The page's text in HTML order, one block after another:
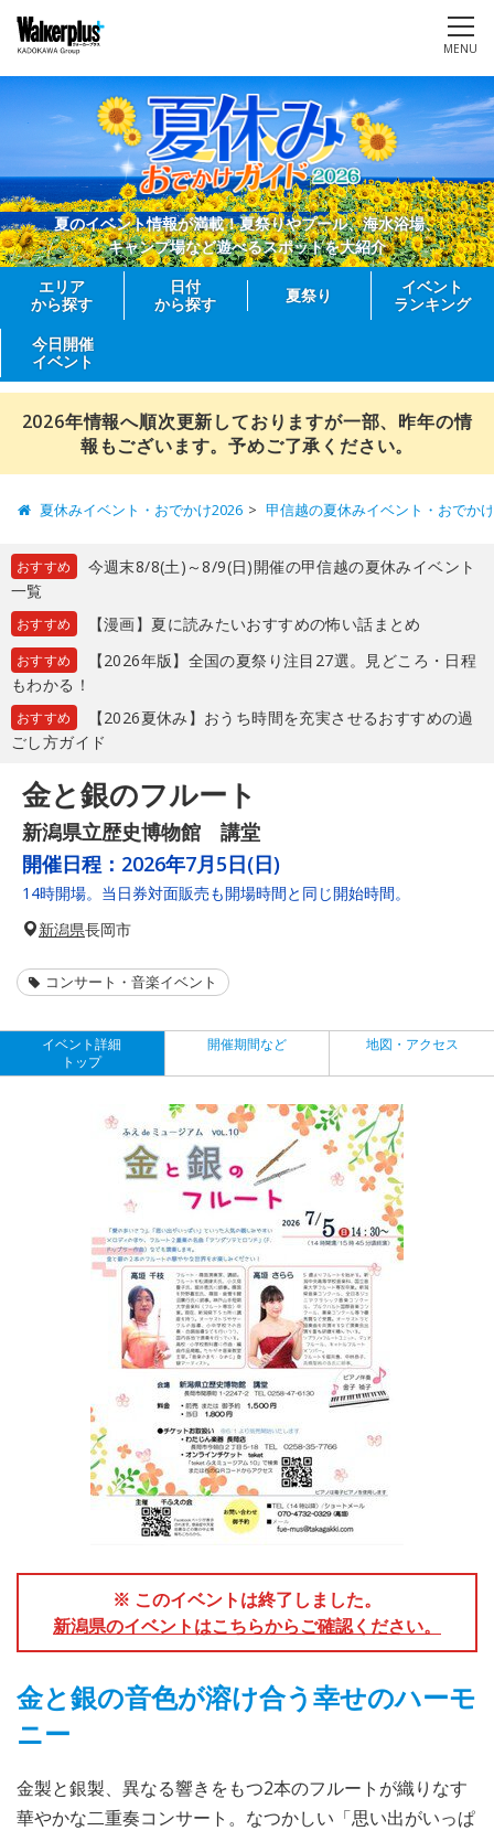
MENU
夏のイベント情報が満載！夏祭りやプール、海水浴場、
キャンプ場など遊べるスポットを大紹介
エリア
から探す
日付
から探す
夏祭り
イベント
ランキング
今日開催
イベント
2026年情報へ順次更新しておりますが一部、昨年の情
報もございます。予めご了承ください。
夏休みイベント・おでかけ2026 甲信越の夏休みイベント・おでか
おすすめ
今週末8/8(土)～8/9(日)開催の甲信越の夏休みイベント
一覧
おすすめ 【漫画】夏に読みたいおすすめの怖い話まとめ
おすすめ
【2026年版】全国の夏祭り注目27選。見どころ・日程
もわかる！
おすすめ
【2026夏休み】おうち時間を充実させるおすすめの過
ごし方ガイド
金と銀のフルート
新潟県立歴史博物館 講堂
開催日程： 2026年7月5日(日)
14時開場。当日券対面販売も開場時間と同じ開始時間。
新潟県長岡市
コンサート・音楽イベント
イベント詳細
トップ
開催期間など 地図・アクセス
※ このイベントは終了しました。
新潟県のイベントはこちらからご確認ください。
金と銀の音色が溶け合う幸せのハーモ
ニー
金製と銀製、異なる響きをもつ2本のフルートが織りなす
華やかな二重奏コンサート。なつかしい「思い出がいっぱ